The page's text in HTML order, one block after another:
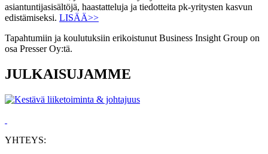
asiantuntijasisältöjä, haastatteluja ja tiedotteita pk-yritysten kasvun
edistämiseksi. LISÄÄ>>
Tapahtumiin ja koulutuksiin erikoistunut Business Insight Group on
osa Presser Oy:tä.
JULKAISUJAMME
YHTEYS: